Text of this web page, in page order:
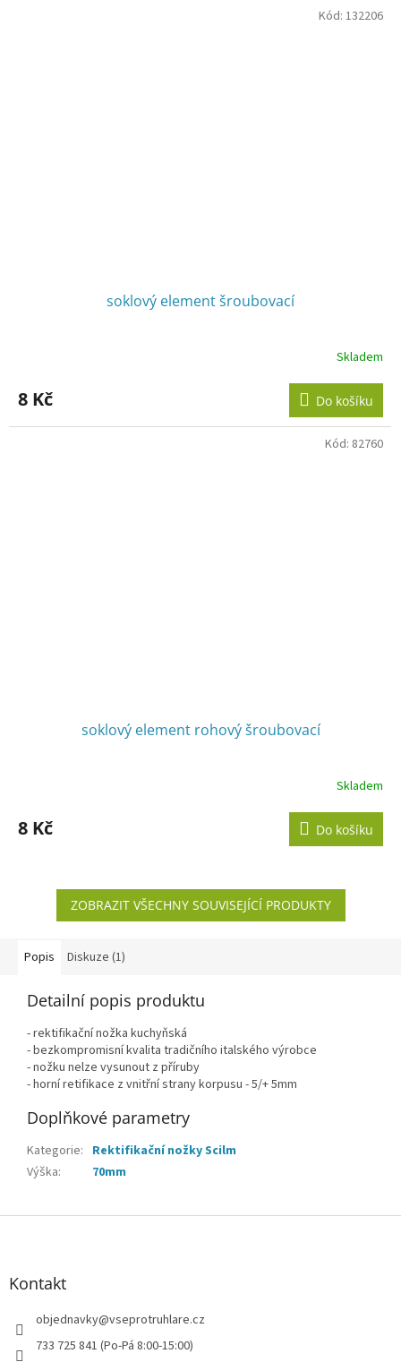
soklový element šroubovací
Skladem
8 Kč Do košíku
Kód: 132206
soklový element rohový šroubovací
Skladem
8 Kč Do košíku
Kód: 82760
ZOBRAZIT VŠECHNY SOUVISEJÍCÍ PRODUKTY
Popis Diskuze (1)
Detailní popis produktu
- rektifikační nožka kuchyňská
- bezkompromisní kvalita tradičního italského výrobce
- nožku nelze vysunout z příruby
- horní retifikace z vnitřní strany korpusu - 5/+ 5mm
Doplňkové parametry
Kategorie: Rektifikační nožky Scilm
Výška: 70mm
Z
Kontakt
objednavky@vseprotruhlare.cz
733 725 841 (Po-Pá 8:00-15:00)